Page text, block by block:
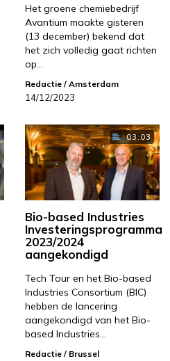
Het groene chemiebedrijf
Avantium maakte gisteren
(13 december) bekend dat
het zich volledig gaat richten
op…
Redactie / Amsterdam
14/12/2023
03:03
Bio-based Industries
Investeringsprogramma
2023/2024
aangekondigd
Tech Tour en het Bio-based
Industries Consortium (BIC)
hebben de lancering
aangekondigd van het Bio-
based Industries…
Redactie / Brussel